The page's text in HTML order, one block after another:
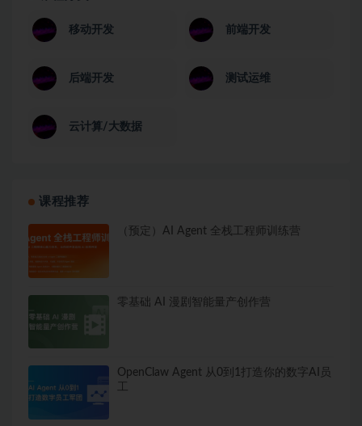
移动开发 前端开发
后端开发 测试运维
云计算/大数据
课程推荐
（预定）AI Agent 全栈工程师训练营
零基础 AI 漫剧智能量产创作营
OpenClaw Agent 从0到1打造你的数字AI员
工